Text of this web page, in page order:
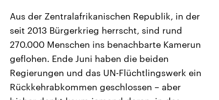
Landtagswahl Sachsen-Anhalt
2026
Alle Informationen
Sachsen-Anhalt wählt am 6.
September 2026 einen neuen
Landtag. Seit 2021 wird das
Bundesland von einer Koalition aus
USA
Aktuelle Beiträge,
Hintergründe
Wirtschaftlich und
gehören die Vereinigten
den mächtigsten Ländern
mit großem Einfluss auf
Aus der Zentralafrikanischen Republik, in der
seit 2013 Bürgerkrieg herrscht, sind rund
270.000 Menschen ins benachbarte Kamerun
geflohen. Ende Juni haben die beiden
Regierungen und das UN-Flüchtlingswerk ein
Rückkehrabkommen geschlossen – aber